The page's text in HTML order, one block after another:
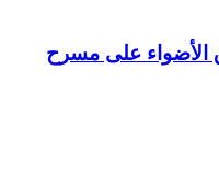
الأضواء على مسرح